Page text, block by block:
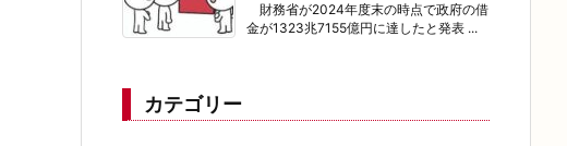
財務省が2024年度末の時点で政府の借
金が1323兆7155億円に達したと発表 ...
カテゴリー